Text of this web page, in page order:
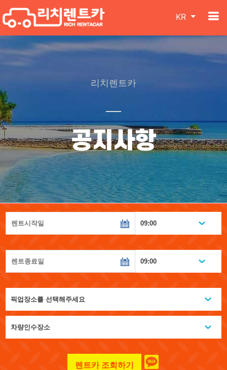
KR
리치렌트카
공지사항
렌트카 조회하기